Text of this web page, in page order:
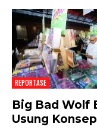
REPORTASE
Big Bad Wolf
Usung